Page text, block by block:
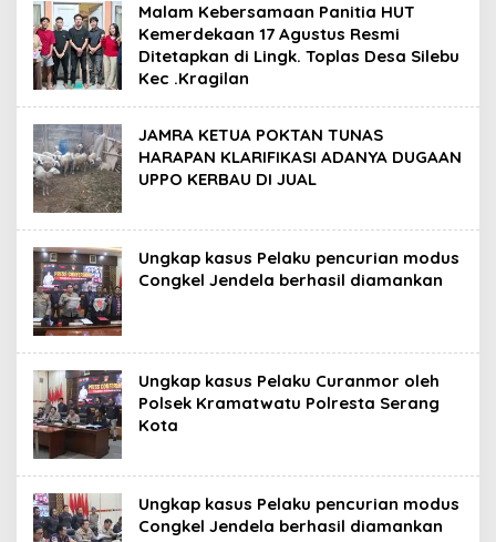
Malam Kebersamaan Panitia HUT
Kemerdekaan 17 Agustus Resmi
Ditetapkan di Lingk. Toplas Desa Silebu
Kec .Kragilan
JAMRA KETUA POKTAN TUNAS
HARAPAN KLARIFIKASI ADANYA DUGAAN
UPPO KERBAU DI JUAL
Ungkap kasus Pelaku pencurian modus
Congkel Jendela berhasil diamankan
Ungkap kasus Pelaku Curanmor oleh
Polsek Kramatwatu Polresta Serang
Kota
Ungkap kasus Pelaku pencurian modus
Congkel Jendela berhasil diamankan